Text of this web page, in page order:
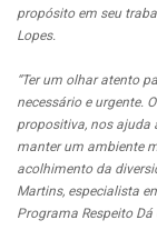
propósito em seu
Lopes.
“Ter um olhar atento
necessário e urgente.
propositiva, nos ajuda
manter um ambiente
acolhimento da
Martins, especialista
Programa Respeito Dá